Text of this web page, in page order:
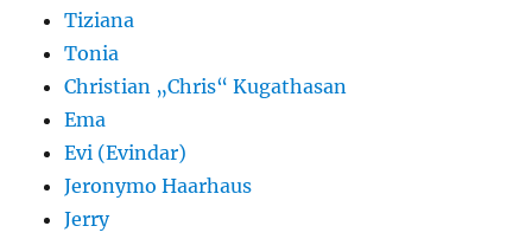
Tiziana
Tonia
Christian „Chris“ Kugathasan
Ema
Evi (Evindar)
Jeronymo Haarhaus
Jerry